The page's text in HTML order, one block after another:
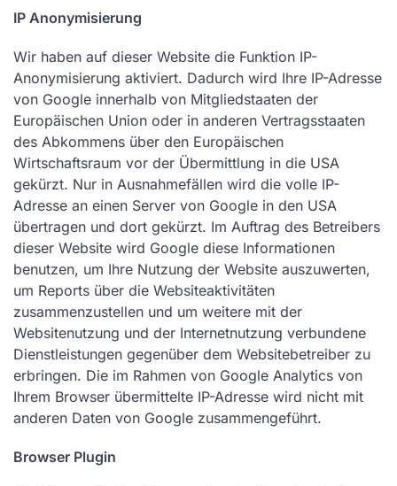
IP Anonymisierung
Wir haben auf dieser Website die Funktion IP-
Anonymisierung aktiviert. Dadurch wird Ihre IP-Adresse
von Google innerhalb von Mitgliedstaaten der
Europäischen Union oder in anderen Vertragsstaaten
des Abkommens über den Europäischen
Wirtschaftsraum vor der Übermittlung in die USA
gekürzt. Nur in Ausnahmefällen wird die volle IP-
Adresse an einen Server von Google in den USA
übertragen und dort gekürzt. Im Auftrag des Betreibers
dieser Website wird Google diese Informationen
benutzen, um Ihre Nutzung der Website auszuwerten,
um Reports über die Websiteaktivitäten
zusammenzustellen und um weitere mit der
Websitenutzung und der Internetnutzung verbundene
Dienstleistungen gegenüber dem Websitebetreiber zu
erbringen. Die im Rahmen von Google Analytics von
Ihrem Browser übermittelte IP-Adresse wird nicht mit
anderen Daten von Google zusammengeführt.
Browser Plugin